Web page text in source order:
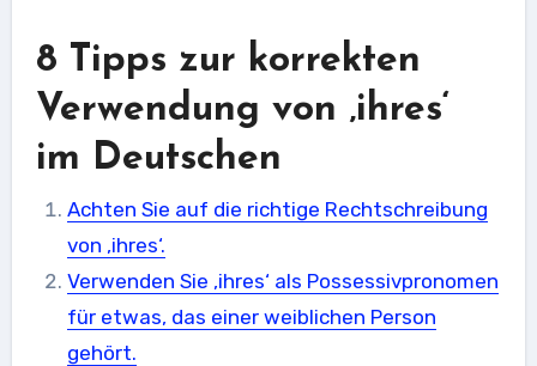
8 Tipps zur korrekten
Verwendung von ‚ihres‘
im Deutschen
Achten Sie auf die richtige Rechtschreibung
von ‚ihres‘.
Verwenden Sie ‚ihres‘ als Possessivpronomen
für etwas, das einer weiblichen Person
gehört.